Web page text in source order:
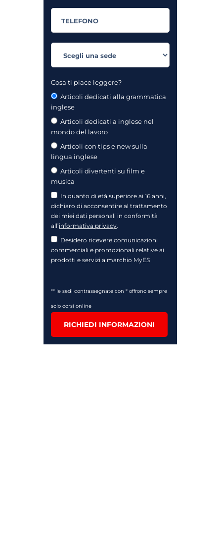
Cosa ti piace leggere?
Articoli dedicati alla grammatica
inglese
Articoli dedicati a inglese nel
mondo del lavoro
Articoli con tips e new sulla
lingua inglese
Articoli divertenti su film e
musica
In quanto di età superiore ai 16 anni,
dichiaro di acconsentire al trattamento
dei miei dati personali in conformità
all’informativa privacy.
Desidero ricevere comunicazioni
commerciali e promozionali relative ai
prodotti e servizi a marchio MyES
** le sedi contrassegnate con * offrono sempre
solo corsi online
RICHIEDI INFORMAZIONI